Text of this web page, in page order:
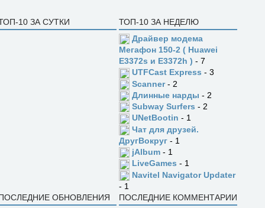
10 ЗА СУТКИ
ТОП-10 ЗА НЕДЕЛЮ
Драйвер модема
Мегафон 150-2 ( Huawei
E3372s и E3372h ) - 7
UTFCast Express - 3
Scanner- 2
Длинные нарды - 2
Subway Surfers - 2
UNetBootin - 1
Чат для друзей.
ДругВокруг - 1
jAlbum - 1
LiveGames - 1
Navitel Navigator Updater
- 1
ОБНОВЛЕНИЯ
ПОСЛЕДНИЕ КОММЕНТАРИИ